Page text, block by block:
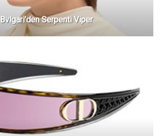
Bvlgari’den Serpenti Viper